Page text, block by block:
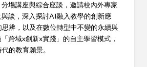
場講座與綜合座談，邀請校內外專家
談，深入探討AI融入教學的創新應
辨，以及在數位轉型中不變的永續與
跨域x創新x實踐」的自主學習模式，
的教育願景。